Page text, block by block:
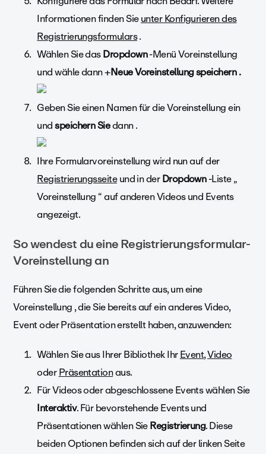
Informationen finden Sieunter Konfigurieren des
Registrierungsformulars.
Wählen Sie dasDropdown-Menü Voreinstellung
und wähle dann +Neue Voreinstellung speichern .
Geben Sie einen Namen für die Voreinstellung ein
undspeichern Siedann .
Ihre Formularvoreinstellung wird nun auf der
Registrierungsseiteund in derDropdown-Liste „
Voreinstellung “ auf anderen Videos und Events
angezeigt.
So wendest du eine Registrierungsformular-
Voreinstellung an
Führen Sie die folgenden Schritte aus, um eine
Voreinstellung , die Sie bereits auf ein anderes Video,
Event oder Präsentation erstellt haben, anzuwenden:
Wählen Sie aus Ihrer Bibliothek IhrEvent,Video
oderPräsentationaus.
Für Videos oder abgeschlossene Events wählen Sie
Interaktiv. Für bevorstehende Events und
Präsentationen wählen SieRegistrierung. Diese
beiden Optionen befinden sich auf der linken Seite